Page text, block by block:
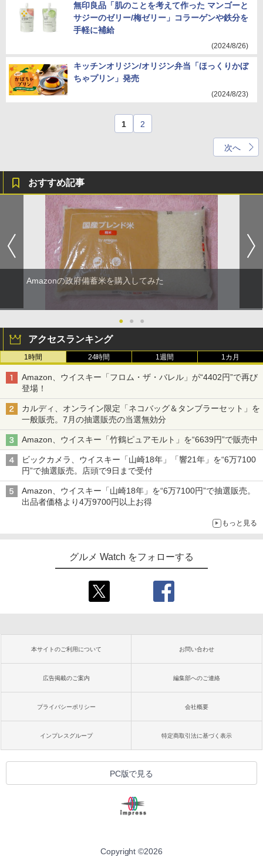
無印良品「肌のことを考えて作った マンゴーと
サジーのゼリー/梅ゼリー」コラーゲンや鉄分を
手軽に補給
(2024/8/26)
キッチンオリジン/オリジン弁当「ほっくりかぼ
ちゃプリン」発売
(2024/8/23)
1 2
次へ
おすすめ記事
Amazonの政府備蓄米を購入してみた
● ● ●
アクセスランキング
1時間 24時間 1週間 1カ月
Amazon、ウイスキー「フロム・ザ・バレル」が“4402円”で再び
登場！
カルディ、オンライン限定「ネコバッグ＆タンブラーセット」を
一般販売。7月の抽選販売の当選無効分
Amazon、ウイスキー「竹鶴ピュアモルト」を“6639円”で販売中
ビックカメラ、ウイスキー「山崎18年」「響21年」を“6万7100
円”で抽選販売。店頭で9日まで受付
Amazon、ウイスキー「山崎18年」を“6万7100円”で抽選販売。
出品者価格より4万9700円以上お得
もっと見る
グルメ Watch をフォローする
本サイトのご利用について お問い合わせ
広告掲載のご案内 編集部へのご連絡
プライバシーポリシー 会社概要
インプレスグループ 特定商取引法に基づく表示
PC版で見る
Copyright ©2026